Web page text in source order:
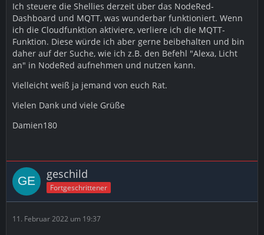
Ich steuere die Shellies derzeit über das NodeRed-
Dashboard und MQTT, was wunderbar funktioniert. Wenn
ich die Cloudfunktion aktiviere, verliere ich die MQTT-
Funktion. Diese würde ich aber gerne beibehalten und bin
daher auf der Suche, wie ich z.B. den Befehl "Alexa, Licht
an" in NodeRed aufnehmen und nutzen kann.
Vielleicht weiß ja jemand von euch Rat.
Vielen Dank und viele Grüße
Damien180
geschild
Fortgeschrittener
11. Februar 2022 um 19:37